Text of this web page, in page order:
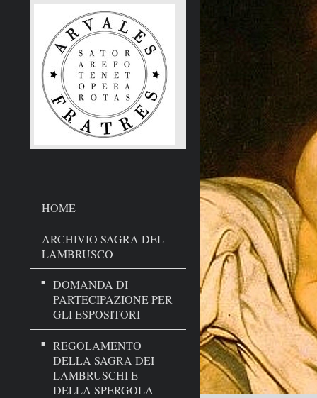
HOME
ARCHIVIO SAGRA DEL
LAMBRUSCO
DOMANDA DI
PARTECIPAZIONE PER
GLI ESPOSITORI
REGOLAMENTO
DELLA SAGRA DEI
LAMBRUSCHI E
DELLA SPERGOLA